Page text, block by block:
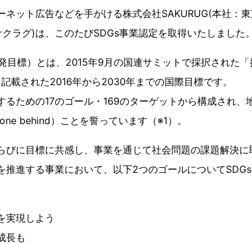
ネット広告などを手がける株式会社SAKURUG(本社：
ラグ)は、このたびSDGs事業認定を取得いたしました。
目標）とは、2015年9月の国連サミットで採択された
載された2016年から2030年までの国際目標です。
るための17のゴール・169のターゲットから構成され、
behind）ことを誓っています（※1）。
びに目標に共感し、事業を通じて社会問題の課題解決に
推進する事業において、以下2つのゴールについて
実現しよう
長も